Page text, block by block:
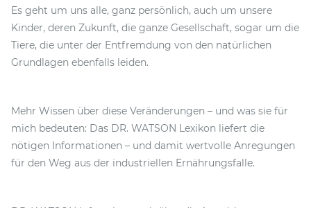
Es geht um uns alle, ganz persönlich, auch um unsere
Kinder, deren Zukunft, die ganze Gesellschaft, sogar um die
Tiere, die unter der Entfremdung von den natürlichen
Grundlagen ebenfalls leiden.
Mehr Wissen über diese Veränderungen – und was sie für
mich bedeuten: Das DR. WATSON Lexikon liefert die
nötigen Informationen – und damit wertvolle Anregungen
für den Weg aus der industriellen Ernährungsfalle.